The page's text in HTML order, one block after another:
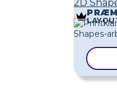
2D